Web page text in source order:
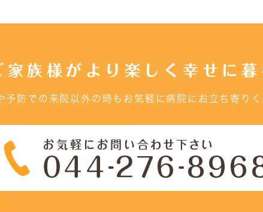
家族様がより楽しく幸せに暮
予防での来院以外の時もお気軽に病院にお立ち寄りく